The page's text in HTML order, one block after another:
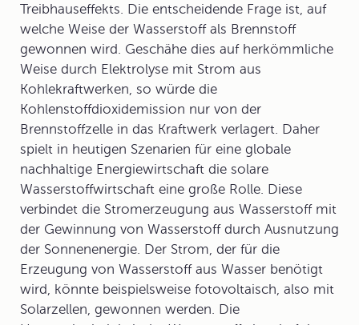
Treibhauseffekts. Die entscheidende Frage ist, auf
welche Weise der Wasserstoff als Brennstoff
gewonnen wird. Geschähe dies auf herkömmliche
Weise durch Elektrolyse mit Strom aus
Kohlekraftwerken, so würde die
Kohlenstoffdioxidemission nur von der
Brennstoffzelle in das Kraftwerk verlagert. Daher
spielt in heutigen Szenarien für eine globale
nachhaltige Energiewirtschaft die solare
Wasserstoffwirtschaft eine große Rolle. Diese
verbindet die Stromerzeugung aus Wasserstoff mit
der Gewinnung von Wasserstoff durch Ausnutzung
der Sonnenenergie. Der Strom, der für die
Erzeugung von Wasserstoff aus Wasser benötigt
wird, könnte beispielsweise fotovoltaisch, also mit
Solarzellen, gewonnen werden. Die